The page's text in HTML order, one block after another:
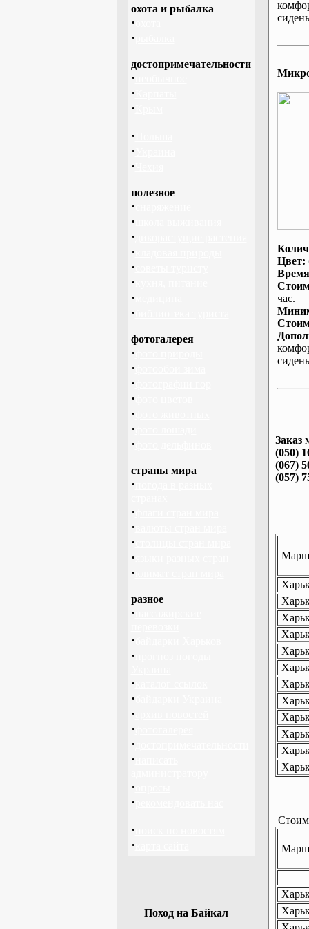
охота и рыбалка
·
·
достопримечательности
·
·
·
·
·
·
полезное
·
·
·
·
·
·
·
·
фотогалерея
·
·
·
·
·
·
·
страны мира
·
·
·
·
·
·
разное
·
·
·
·
·
·
·
·
·
·
·
·
·
Поход на Байкал
Цвет:
час.
Заказ
(050)
(067)
(057)